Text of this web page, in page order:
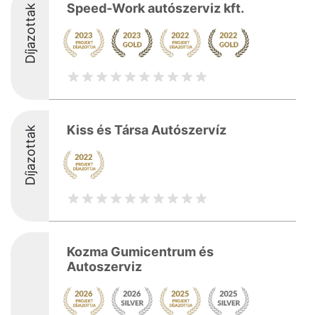
Díjazottak Speed-Work autószerviz kft.
Díjazottak Kiss és Társa Autószervíz
Kozma Gumicentrum és
Autoszerviz